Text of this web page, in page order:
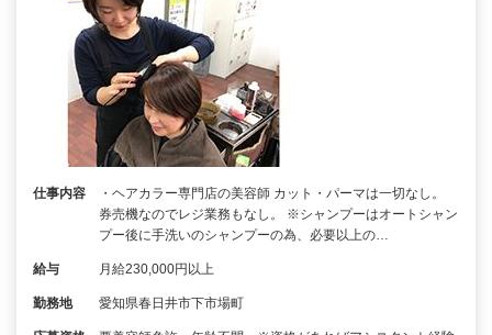
仕事内容
・ヘアカラー専門店の美容師 カット・パーマは一切なし。
券売機なのでレジ業務もなし。 ※シャンプーはオートシャン
プー後に手洗いのシャンプーの為、必要以上の…
給与 月給230,000円以上
勤務地 愛知県春日井市下市場町